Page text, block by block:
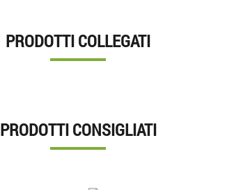
PRODOTTI COLLEGATI
PRODOTTI CONSIGLIATI